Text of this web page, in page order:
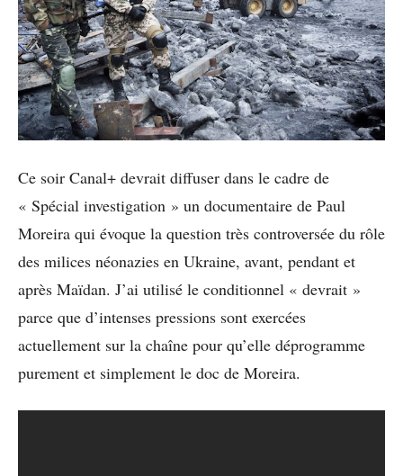
Ce soir Canal+ devrait diffuser dans le cadre de
« Spécial investigation » un documentaire de Paul
Moreira qui évoque la question très controversée du rôle
des milices néonazies en Ukraine, avant, pendant et
après Maïdan. J’ai utilisé le conditionnel « devrait »
parce que d’intenses pressions sont exercées
actuellement sur la chaîne pour qu’elle déprogramme
purement et simplement le doc de Moreira.